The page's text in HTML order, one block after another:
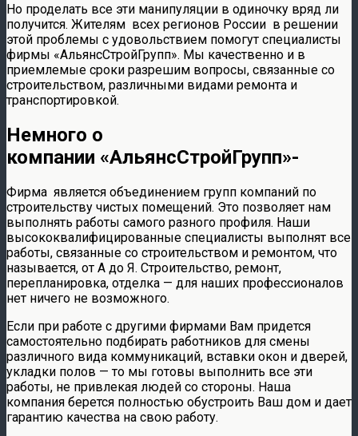
Но проделать все эти манипуляции в одиночку вряд ли
получится. Жителям всех регионов России в решении
этой проблемы с удовольствием помогут специалисты
фирмы «АльянсСтройГрупп». Мы качественно и в
приемлемые сроки разрешим вопросы, связанные со
строительством, различными видами ремонта и
транспортировкой.
Немного о
компании «АльянсСтройГрупп»-
Фирма является объединением групп компаний по
строительству чистых помещений. Это позволяет нам
выполнять работы самого разного профиля. Наши
высококвалифицированные специалисты выполнят все
работы, связанные со строительством и ремонтом, что
называется, от А до Я. Строительство, ремонт,
перепланировка, отделка — для наших профессионалов
нет ничего не возможного.
Если при работе с другими фирмами Вам придется
самостоятельно подбирать работников для смены
различного вида коммуникаций, вставки окон и дверей,
укладки полов — то мы готовы выполнить все эти
работы, не привлекая людей со стороны. Наша
компания берется полностью обустроить Ваш дом и дает
гарантию качества на свою работу.